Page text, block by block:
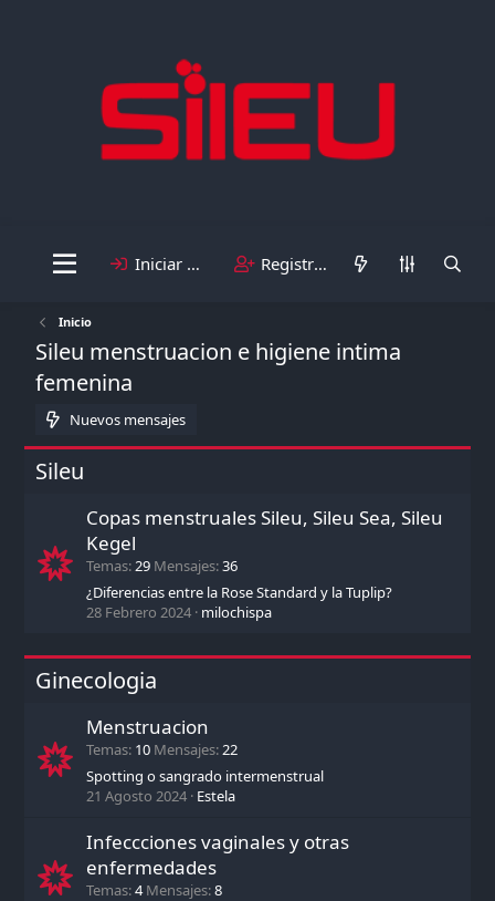
Iniciar sesión Registrarse
Inicio
Sileu menstruacion e higiene intima
femenina
Nuevos mensajes
Sileu
Copas menstruales Sileu, Sileu Sea, Sileu
Kegel
Temas 29 Mensajes 36
¿Diferencias entre la Rose Standard y la Tuplip?
28 Febrero 2024 milochispa
Ginecologia
Menstruacion
Temas 10 Mensajes 22
Spotting o sangrado intermenstrual
21 Agosto 2024 Estela
Infeccciones vaginales y otras
enfermedades
Temas 4Mensajes 8